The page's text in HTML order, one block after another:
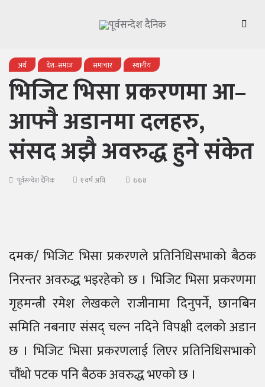
अर्थ देश–समाज समाचार स्थानीय
भिजिट भिसा प्रकरणमा आ–
आफ्नै अडानमा दलहरु,
संसद अझै अवरुद्ध हुने संकेत
पूर्वसन्देश दैनिक १ वर्ष अघि 668
दमक/ भिजिट भिसा प्रकरणले प्रतिनिधिसभाको बैठक
निरन्तर अवरुद्ध भइरहेको छ । भिजिट भिसा प्रकरणमा
गृहमन्त्री रमेश लेखकले राजीनामा दिनुपर्ने, छानबिन
समिति नबनाए संसद् चल्न नदिने विपक्षी दलको अडान
छ । भिजिट भिसा प्रकरणलाई लिएर प्रतिनिधिसभाको
चौंथो पटक पनि बैठक अवरुद्ध भएको छ ।